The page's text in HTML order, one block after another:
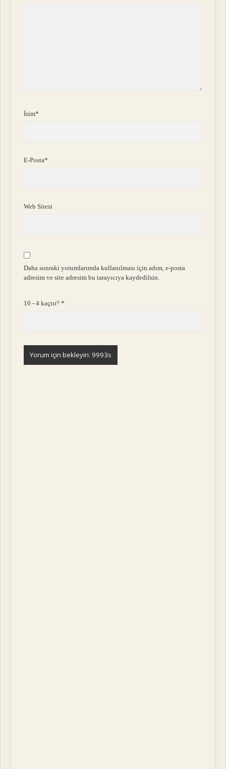
İsim*
E-Posta*
Web Sitesi
Daha sonraki yorumlarımda kullanılması için adım, e-posta
adresim ve site adresim bu tarayıcıya kaydedilsin.
10 - 4 kaçtır?*